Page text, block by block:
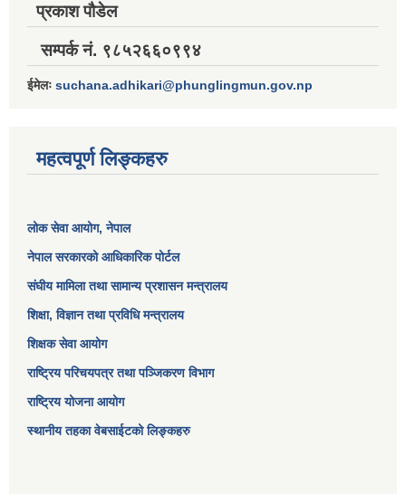
प्रकाश पौडेल
सम्पर्क नं. ९८५२६६०९९४
ईमेलः suchana.adhikari@phunglingmun.gov.np
महत्वपूर्ण लिङ्कहरु
लोक सेवा आयोग, नेपाल
नेपाल सरकारको आधिकारिक पोर्टल
संघीय मामिला तथा सामान्य प्रशासन मन्त्रालय
शिक्षा, विज्ञान तथा प्रविधि मन्त्रालय
शिक्षक सेवा आयोग
राष्ट्रिय परिचयपत्र तथा पञ्जिकरण विभाग
राष्ट्रिय योजना आयोग
स्थानीय तहका वेबसाईटको लिङ्कहरु